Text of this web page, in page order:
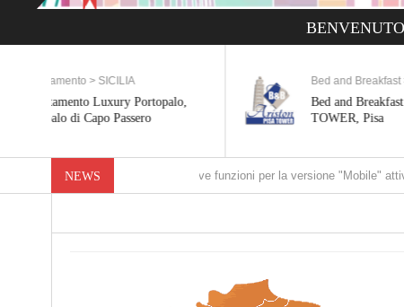
Bed and Breakfast > TOSCANA
Bed and Breakfast ARISTON PISA
TOWER, Pisa
NEWS
Nuove funzioni per la versione "Mobile" attivate